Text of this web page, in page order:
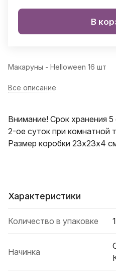
В
Макаруны - Helloween 16 шт
Все описание
Внимание! Срок хранения
2-ое суток при комнатной
Размер коробки 23х23х4
Характеристики
Количество в упаковке
Начинка